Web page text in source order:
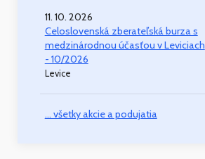
11. 10. 2026
Celoslovenská zberateľská burza s
medzinárodnou účasťou v Leviciach
- 10/2026
Levice
... všetky akcie a podujatia